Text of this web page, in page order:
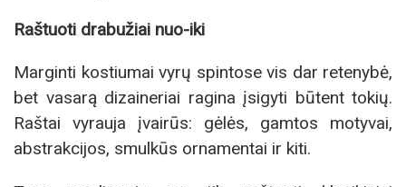
Raštuoti drabužiai nuo-iki
Marginti kostiumai vyrų spintose vis dar retenybė,
bet vasarą dizaineriai ragina įsigyti būtent tokių.
Raštai vyrauja įvairūs: gėlės, gamtos motyvai,
abstrakcijos, smulkūs ornamentai ir kiti.